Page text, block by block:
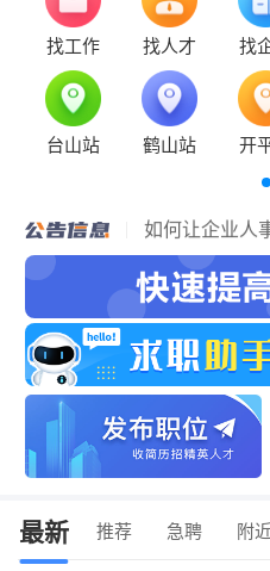
找工作 找人才 找
台山站 鹤山站 开
江门好工作！
如何让企业人
关于招聘企业
最新 推荐 急聘 附